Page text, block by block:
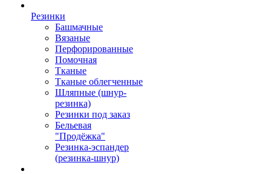
Резинки
Башмачные
Вязаные
Перфорированные
Помочная
Тканые
Тканые облегченные
Шляпные (шнур-
резинка)
Резинки под заказ
Бельевая
"Продёжка"
Резинка-эспандер
(резинка-шнур)